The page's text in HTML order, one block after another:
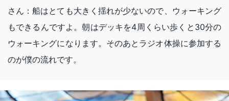
さん：船はとても大きく揺れが少ないので、ウォーキング
もできるんですよ。朝はデッキを4周くらい歩くと30分の
ウォーキングになります。そのあとラジオ体操に参加する
のが僕の流れです。